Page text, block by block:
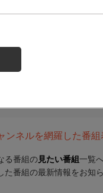
ネルを網羅した番組
る番組の 見たい番組 一覧
た番組の最新情報をお知